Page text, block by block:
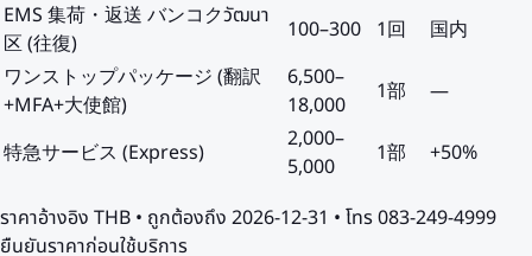
EMS 集荷・返送 バンコクวัฒนา
区 (往復)
100–300 1回
国内
ワンストップパッケージ (翻訳
+MFA+大使館)
6,500–
18,000
1部 —
特急サービス (Express) 2,000–
5,000
1部 +50%
ราคาอ้างอิง THB • ถูกต้องถึง 2026-12-31 • โทร 083-249-4999
ยืนยันราคาก่อนใช้บริการ